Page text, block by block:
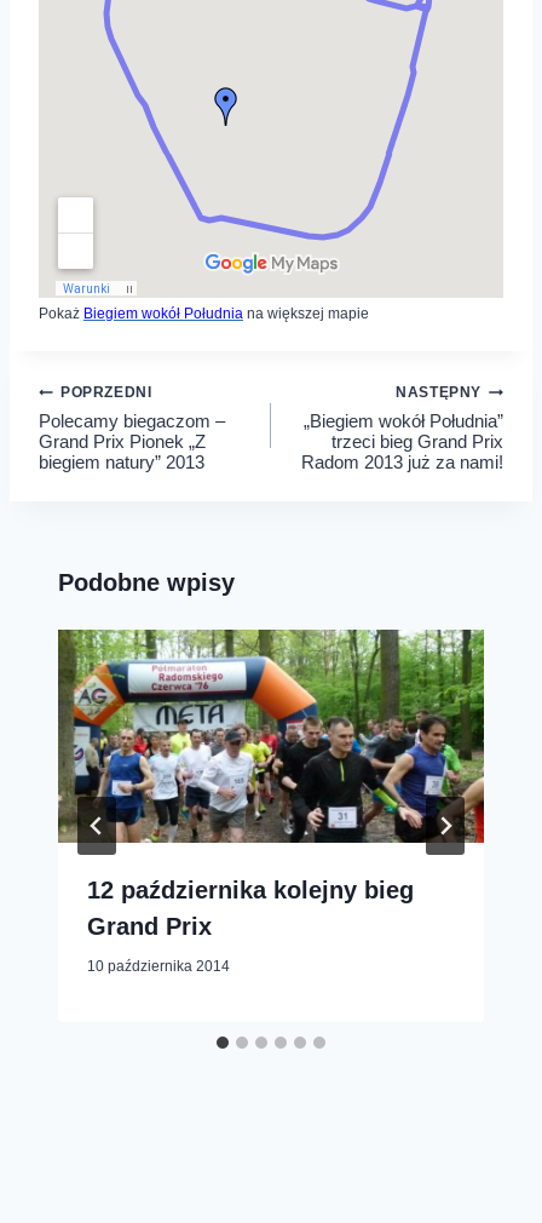
Pokaż Biegiem wokół Południa na większej mapie
Nawigacja
wpisu
POPRZEDNI
Polecamy biegaczom –
Grand Prix Pionek „Z
biegiem natury” 2013
NASTĘPNY
„Biegiem wokół Południa”
trzeci bieg Grand Prix
Radom 2013 już za nami!
Podobne wpisy
12 października kolejny bieg
Grand Prix
10 października 2014